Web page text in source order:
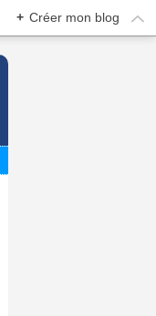
+ Créer mon blog